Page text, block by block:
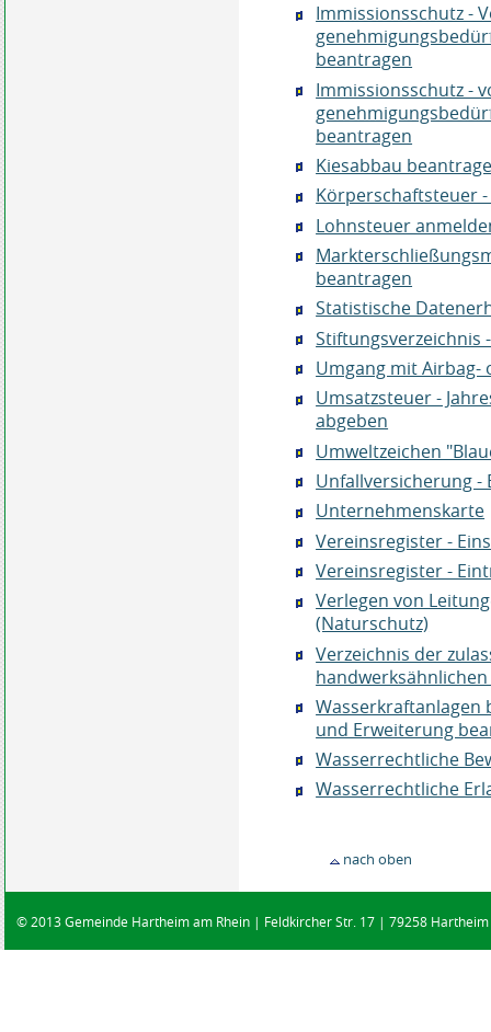
Immissionsschutz -
beantragen
Immissionsschutz -
beantragen
Kiesabbau
Körperschaftsteuer
Lohnsteuer
beantragen
Statistische
Stiftungsverzeichnis
Umgang mit
Umsatzsteuer -
abgeben
Umweltzeichen
Unfallversicherung -
Unternehmenskarte
Vereinsregister -
Vereinsregister -
Verlegen von
(Naturschutz)
Verzeichnis der
Wasserkraftanlagen
und Erweiterung
Wasserrechtliche
Wasserrechtliche
nach oben
© 2013 Gemeinde Hartheim am Rhein | Feldkircher Str. 17 | 79258